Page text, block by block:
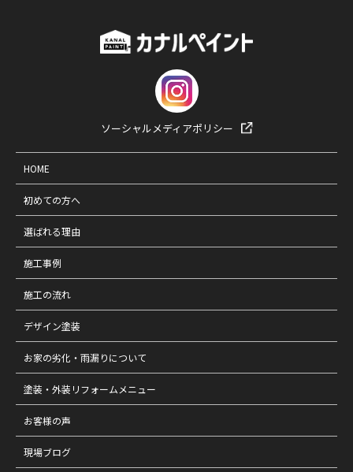
ソーシャルメディアポリシー
HOME
初めての方へ
選ばれる理由
施工事例
施工の流れ
デザイン塗装
お家の劣化・雨漏りについて
塗装・外装リフォームメニュー
お客様の声
現場ブログ